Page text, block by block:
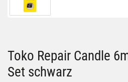
Toko Repair Candle
Set schwarz